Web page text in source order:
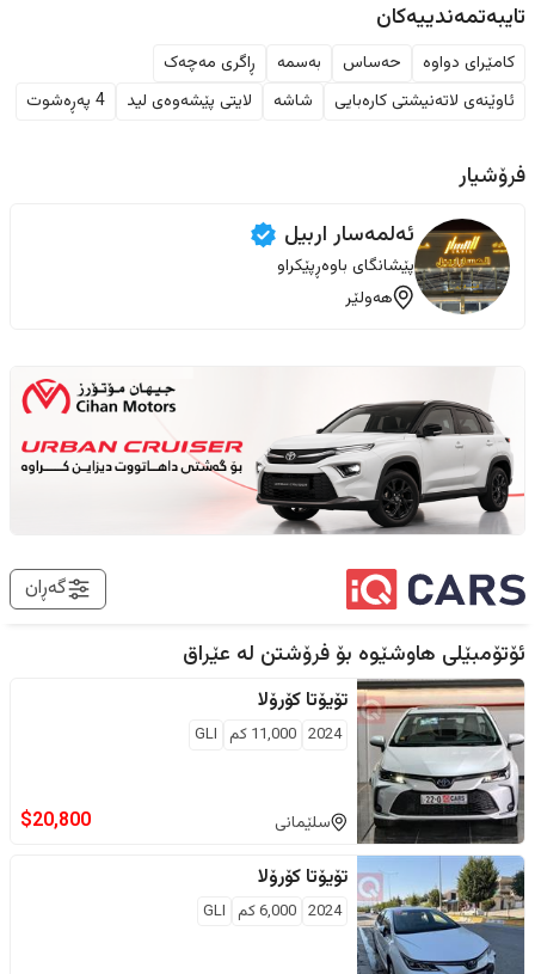
تایبەتمەندییەکان
کامێرای دواوە حەساس بەسمە
ڕاگری مەچەک
ئاوێنەی لاتەنیشتی کارەبایی
شاشە لایتی پێشەوەی لید 4 پەڕەشوت
فرۆشیار
ئەلمەسار اربيل
پێشانگای باوەڕپێکراو
هەولێر
گەڕان
ئۆتۆمبێلی هاوشێوە بۆ فرۆشتن لە عێراق
تۆیۆتا کۆرۆلا
2024
11,000 كم GLI
سلێمانی $20,800
تۆیۆتا کۆرۆلا
2024
6,000كم GLI